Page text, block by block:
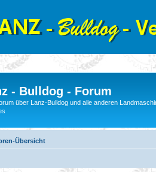
- Bulldog - Forum
über Lanz-Bulldog und alle anderen
Übersicht